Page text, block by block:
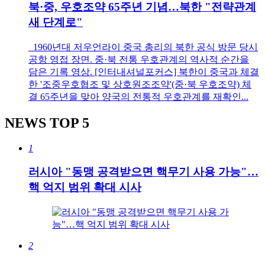
북·중, 우호조약 65주년 기념…북한 "전략관계
새 단계로"
1960년대 저우언라이 중국 총리의 북한 공식 방문 당시
공항 영접 장면. 중·북 전통 우호관계의 역사적 순간을
담은 기록 영상. [인터내셔널포커스] 북한이 중국과 체결
한 '조중우호협조 및 상호원조조약'(중·북 우호조약) 체
결 65주년을 맞아 양국의 전통적 우호관계를 재확인...
NEWS TOP 5
1
러시아 "동맹 공격받으면 핵무기 사용 가능"…
핵 억지 범위 확대 시사
2